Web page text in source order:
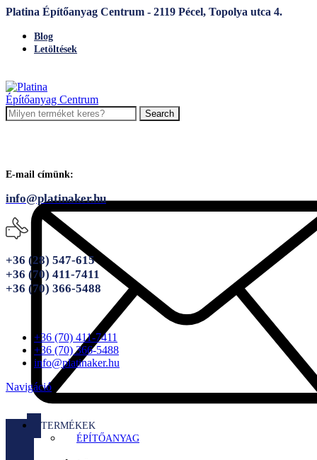
Platina Építőanyag Centrum - 2119 Pécel, Topolya utca 4.
Blog
Letöltések
Search
E-mail címünk:
info@platinaker.hu
+36 (28) 547-615
+36 (70) 411-7411
+36 (70) 366-5488
+36 (70) 411-7411
+36 (70) 366-5488
info@platinaker.hu
Navigáció
TERMÉKEK
ÉPÍTŐANYAG